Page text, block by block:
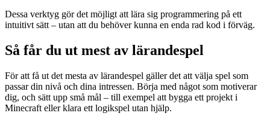
Dessa verktyg gör det möjligt att lära sig programmering på ett
intuitivt sätt – utan att du behöver kunna en enda rad kod i förväg.
Så får du ut mest av lärandespel
För att få ut det mesta av lärandespel gäller det att välja spel som
passar din nivå och dina intressen. Börja med något som motiverar
dig, och sätt upp små mål – till exempel att bygga ett projekt i
Minecraft eller klara ett logikspel utan hjälp.